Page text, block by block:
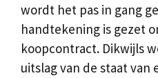
wordt het pas in gang
handtekening is gezet
koopcontract. Dikwijls
uitslag van de staat van